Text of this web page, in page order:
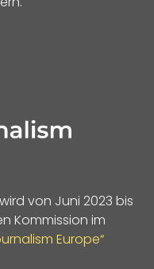
von Juni 2023 bis
Kommission im
Europe“